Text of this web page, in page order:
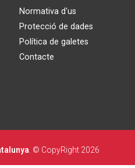
Normativa d'us
Protecció de dades
Política de galetes
Contacte
. © CopyRight 2026